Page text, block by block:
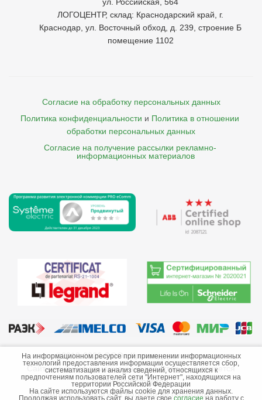
ул. Российская, 564
ЛОГОЦЕНТР, склад: Краснодарский край, г.
Краснодар, ул. Восточный обход, д. 239, строение Б
помещение 1102
Согласие на обработку персональных данных
Политика конфиденциальности и Политика в отношении
обработки персональных данных
Согласие на получение рассылки рекламно-
    информационных материалов
©2013-2026 ООО «Краснодарэлектро»
Сайт носит информационный характер и не является
публичной офертой.
Стоимость товаров и их наличие не гарантируются.
На информационном ресурсе при применении информационных
технологий предоставления информации осуществляется сбор,
систематизация и анализ сведений, относящихся к
предпочтениям пользователей сети "Интернет", находящихся на
территории Российской Федерации
На сайте используются файлы cookie для хранения данных.
Продолжая использовать сайт, вы даете свое согласие на работу с